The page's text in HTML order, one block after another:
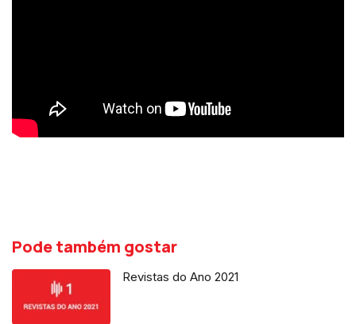
Pode também gostar
Revistas do Ano 2021